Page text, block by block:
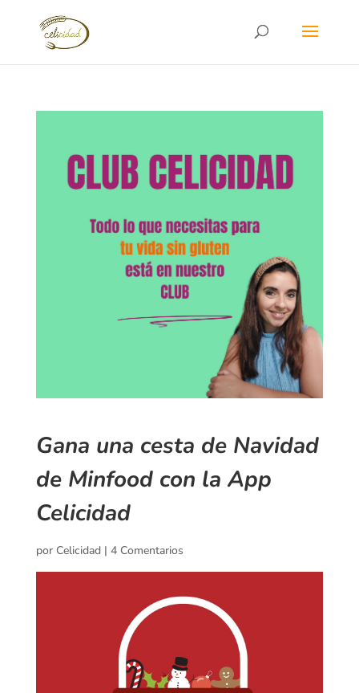
Gana una cesta de Navidad
de Minfood con la App
Celicidad
por Celicidad| 4 Comentarios